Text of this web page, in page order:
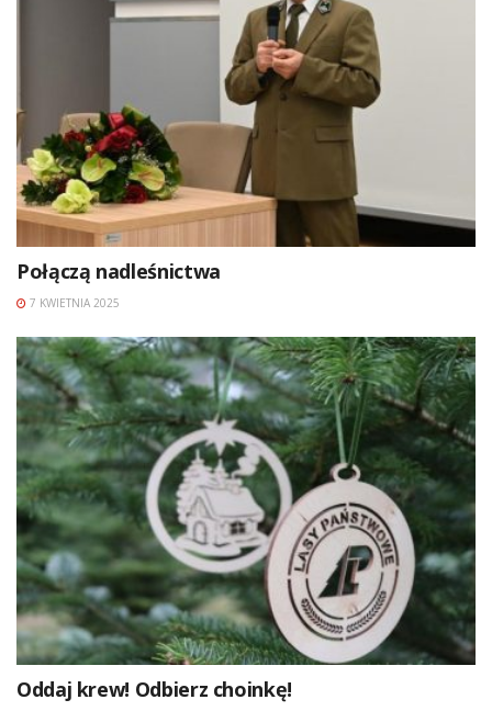
Połączą nadleśnictwa
7 KWIETNIA 2025
Oddaj krew! Odbierz choinkę!